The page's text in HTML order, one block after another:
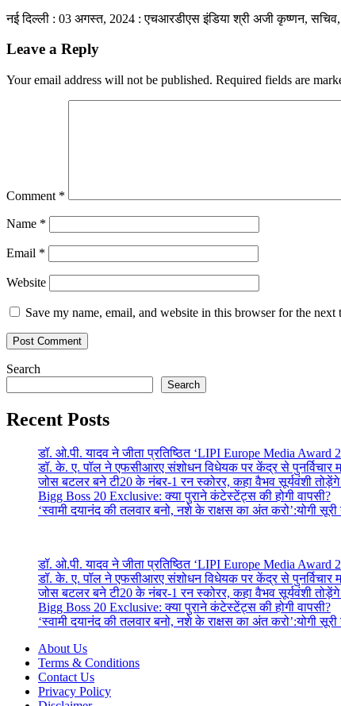
नई दिल्ली : 03 अगस्त, 2024 : एचआरडीएस इंडिया श्री अजी कृष्णन,
Leave a Reply
Your email address will not be published. Required fields are
Comment *
Name *
Email *
Website
Save my name, email, and website in this browser for the next
Search
Search
Recent Posts
डॉ. ओ.पी. यादव ने जीता प्रतिष्ठित ‘LIPI Europe Media Award
डॉ. के. ए. पॉल ने एफसीआरए संशोधन विधेयक पर केंद्र से पुनर्विचार
जोस बटलर बने टी20 के नंबर-1 रन स्कोरर, कहा वैभव सूर्यवंशी तोड़ेंगे
Bigg Boss 20 Exclusive: क्या पुराने कंटेस्टेंट्स की होगी वापसी?
‘स्वामी दयानंद की तलवार बनो, नशे के राक्षस का अंत करो’:योगी
डॉ. ओ.पी. यादव ने जीता प्रतिष्ठित ‘LIPI Europe Media Award
डॉ. के. ए. पॉल ने एफसीआरए संशोधन विधेयक पर केंद्र से पुनर्विचार
जोस बटलर बने टी20 के नंबर-1 रन स्कोरर, कहा वैभव सूर्यवंशी तोड़ेंगे
Bigg Boss 20 Exclusive: क्या पुराने कंटेस्टेंट्स की होगी वापसी?
‘स्वामी दयानंद की तलवार बनो, नशे के राक्षस का अंत करो’:योगी
About Us
Terms & Conditions
Contact Us
Privacy Policy